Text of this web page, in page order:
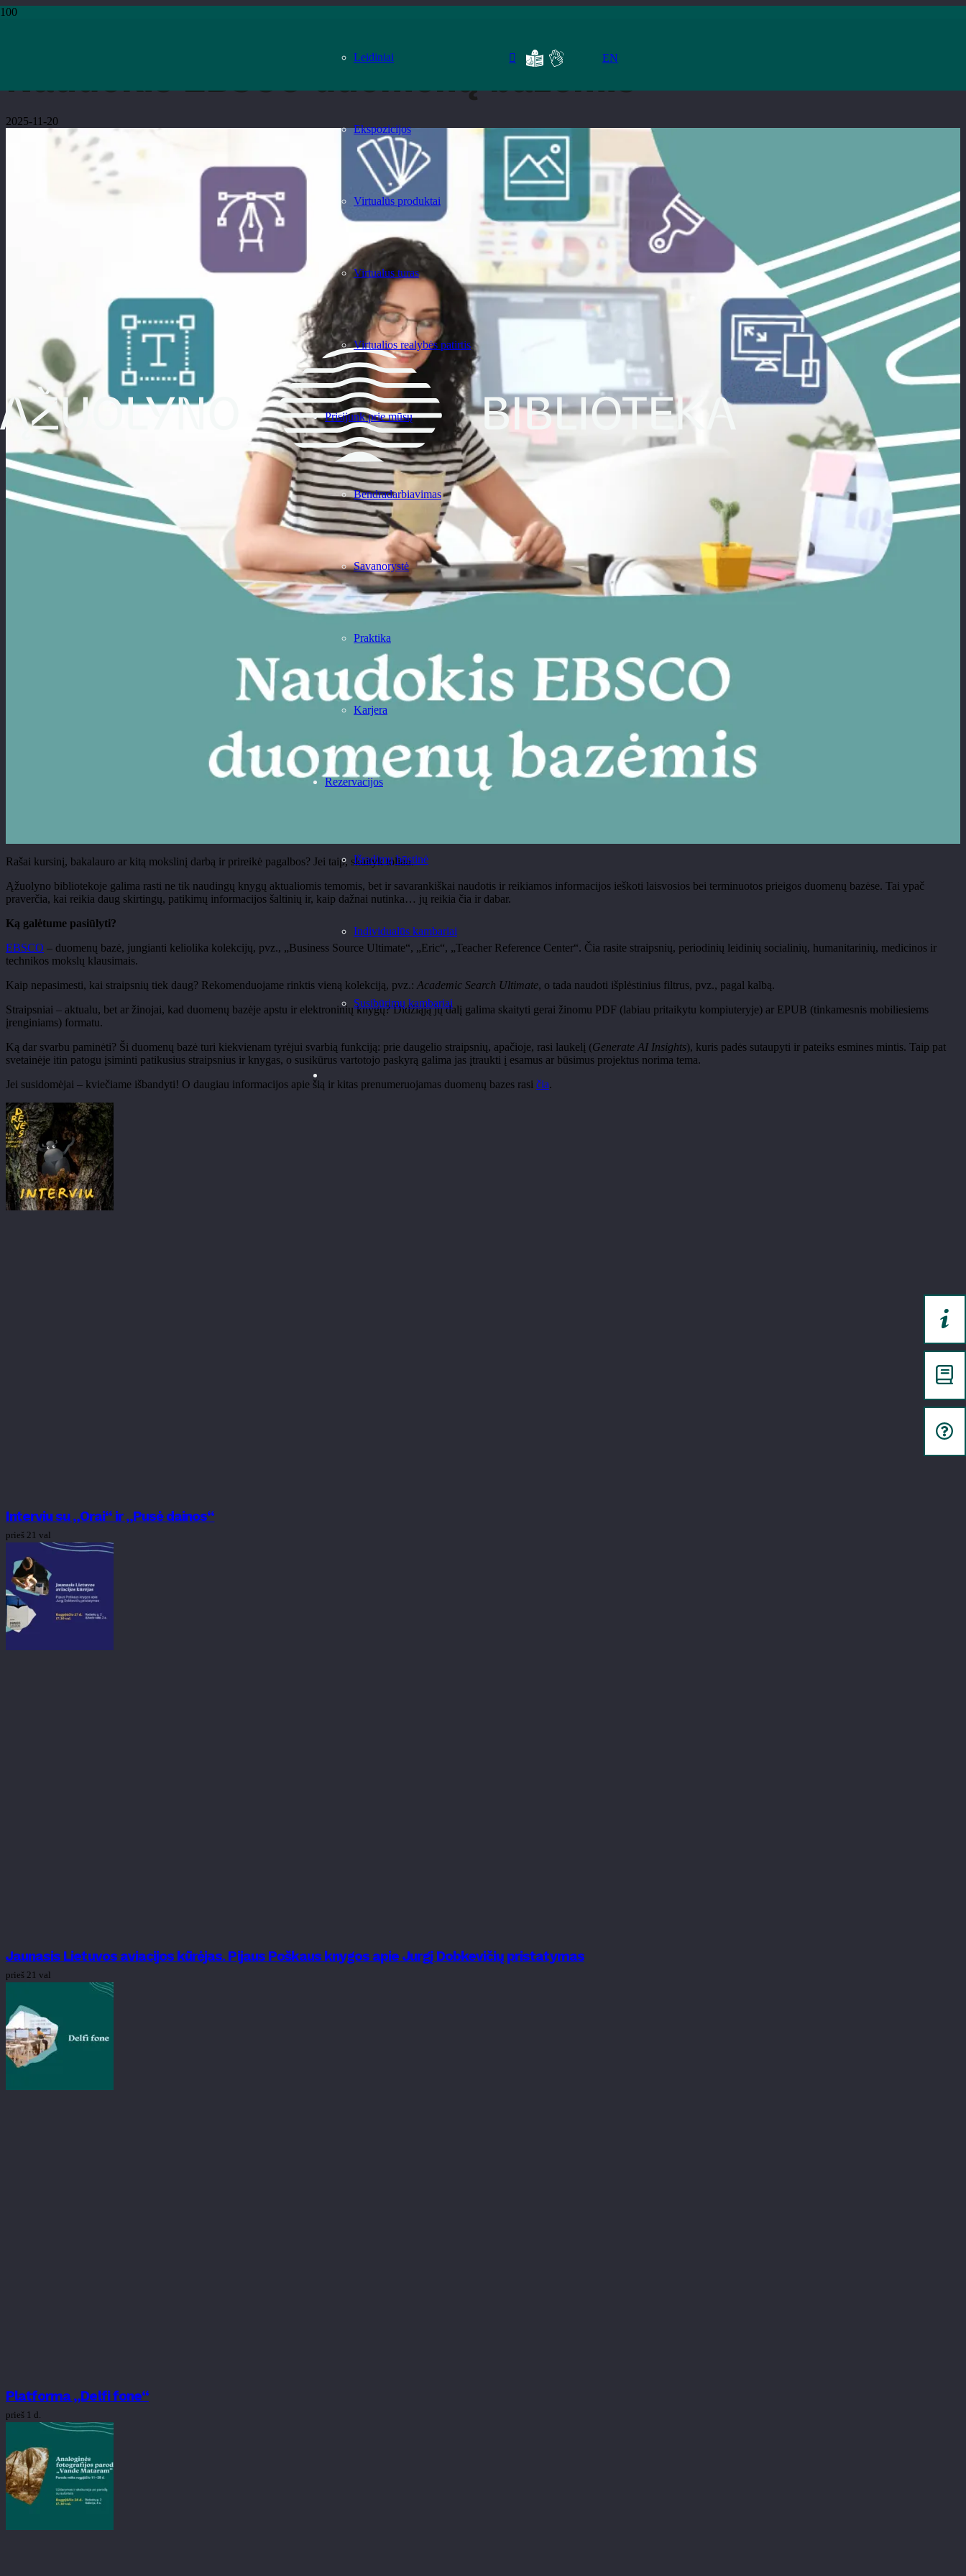
Leidiniai
Ekspozicijos
Virtualūs produktai
Virtualus turas
Virtualios realybės patirtis
Prisijunk prie mūsų
Bendradarbiavimas
Savanorystė
Praktika
Karjera
Rezervacijos
Išradimų būstinė
Individualūs kambariai
Susibūrimų kambariai
EN
Pradžia
Naudokis EBSCO duomenų bazėmis
2025-11-20
Rašai kursinį, bakalauro ar kitą mokslinį darbą ir prireikė pagalbos? Jei taip, skaityk toliau.
Ąžuolyno bibliotekoje galima rasti ne tik naudingų knygų aktualiomis temomis, bet ir savarankiškai naudotis ir reikiamos informacijos ieškoti laisvosios bei terminuotos prieigos duomenų bazėse. Tai ypač
praverčia, kai reikia daug skirtingų, patikimų informacijos šaltinių ir, kaip dažnai nutinka… jų reikia čia ir dabar.
Ką galėtume pasiūlyti?
EBSCO – duomenų bazė, jungianti keliolika kolekcijų, pvz., „Business Source Ultimate“, „Eric“, „Teacher Reference Center“. Čia rasite straipsnių, periodinių leidinių socialinių, humanitarinių, medicinos ir
technikos mokslų klausimais.
Kaip nepasimesti, kai straipsnių tiek daug? Rekomenduojame rinktis vieną kolekciją, pvz.: Academic Search Ultimate, o tada naudoti išplėstinius filtrus, pvz., pagal kalbą.
Straipsniai – aktualu, bet ar žinojai, kad duomenų bazėje apstu ir elektroninių knygų? Didžiąją jų dalį galima skaityti gerai žinomu PDF (labiau pritaikytu kompiuteryje) ar EPUB (tinkamesnis mobiliesiems
įrenginiams) formatu.
Ką dar svarbu paminėti? Ši duomenų bazė turi kiekvienam tyrėjui svarbią funkciją: prie daugelio straipsnių, apačioje, rasi laukelį (Generate AI Insights), kuris padės sutaupyti ir pateiks esmines mintis. Taip pat
svetainėje itin patogu įsiminti patikusius straipsnius ir knygas, o susikūrus vartotojo paskyrą galima jas įtraukti į esamus ar būsimus projektus norima tema.
Jei susidomėjai – kviečiame išbandyti! O daugiau informacijos apie šią ir kitas prenumeruojamas duomenų bazes rasi čia.
Interviu su „Orai“ ir „Pusė dainos“
prieš 21 val
Jaunasis Lietuvos aviacijos kūrėjas. Pijaus Poškaus knygos apie Jurgį Dobkevičių pristatymas
prieš 21 val
Platforma „Delfi fone“
prieš 1 d.